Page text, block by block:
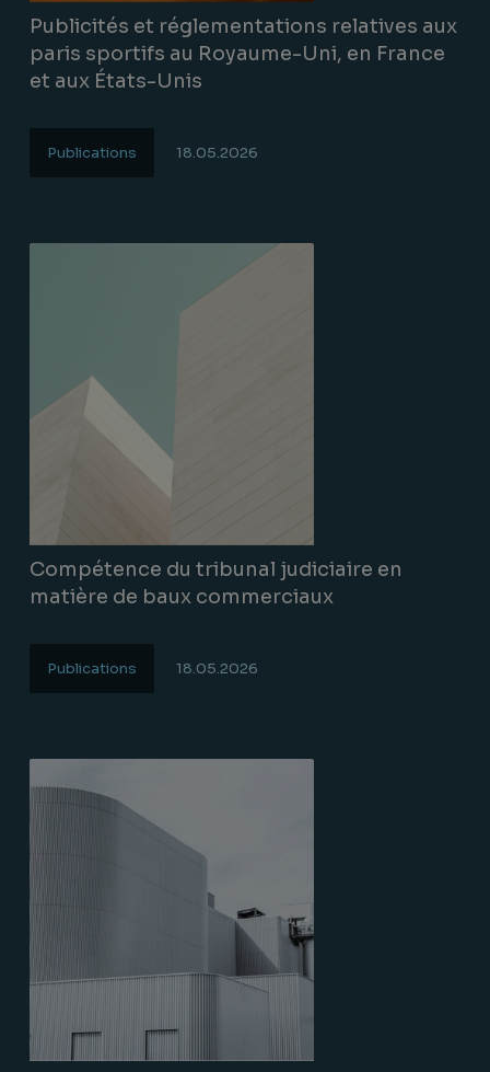
Publicités et réglementations relatives aux
paris sportifs au Royaume-Uni, en France
et aux États-Unis
Publications 18.05.2026
Compétence du tribunal judiciaire en
matière de baux commerciaux
Publications 18.05.2026